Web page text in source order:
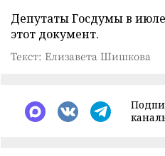
Депутаты Госдумы в
этот документ.
Текст: Елизавета Шишкова